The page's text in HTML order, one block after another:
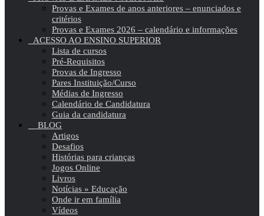
Provas e Exames de anos anteriores – enunciados e
critérios
Provas e Exames 2026 – calendário e informações
ACESSO AO ENSINO SUPERIOR
Lista de cursos
Pré-Requisitos
Provas de Ingresso
Pares Instituição/Curso
Médias de Ingresso
Calendário de Candidatura
Guia da candidatura
BLOG
Artigos
Desafios
Histórias para crianças
Jogos Online
Livros
Notícias » Educação
Onde ir em família
Vídeos